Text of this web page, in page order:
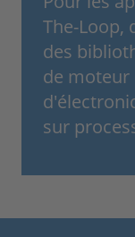
The-Loop,
des
de moteur
sur